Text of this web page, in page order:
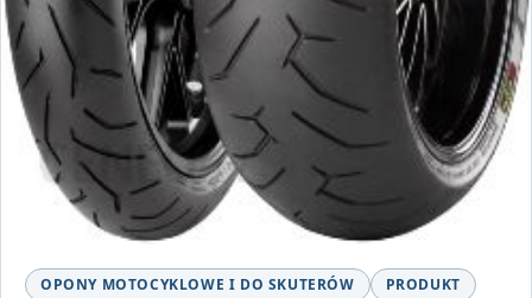
OPONY MOTOCYKLOWE I DO SKUTERÓW PRODUKT